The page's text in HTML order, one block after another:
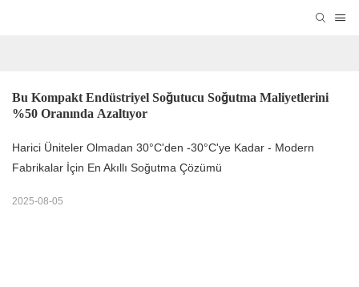
Bu Kompakt Endüstriyel Soğutucu Soğutma Maliyetlerini
%50 Oranında Azaltıyor
Harici Üniteler Olmadan 30°C'den -30°C'ye Kadar - Modern
Fabrikalar İçin En Akıllı Soğutma Çözümü
2025-08-05